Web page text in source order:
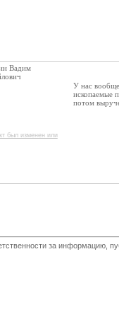
Вадим
был изменен или
У нас
ископаемые
потом
за информацию,